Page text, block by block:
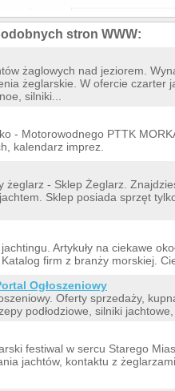
stron WWW:
żaglowych nad jeziorem.
żeglarskie. W ofercie czarter
silniki...
- Motorowodnego PTTK
kalendarz imprez.
żeglarz - Sklep Żeglarz.
Sklep posiada sprzęt
Artykuły na ciekawe
firm z branży morskiej.
Ogłoszeniowy
Oferty sprzedaży,
podłodziowe, silniki
festiwal w sercu Starego
jachtów, kontaktu z